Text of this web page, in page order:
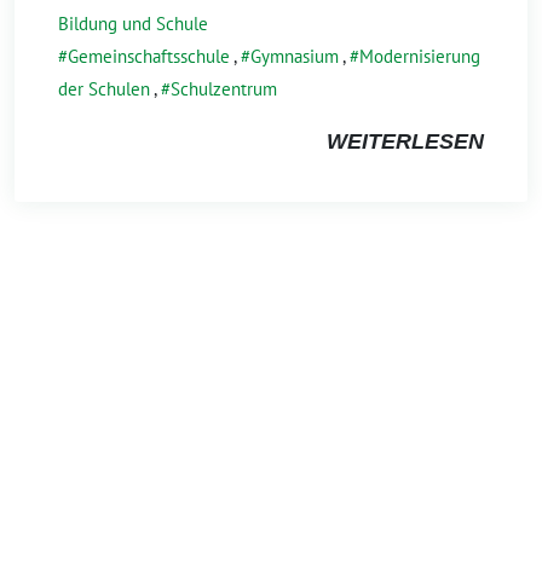
Bildung und Schule
Gemeinschaftsschule , Gymnasium,
Modernisierung
der Schulen, Schulzentrum
WEITERLESEN